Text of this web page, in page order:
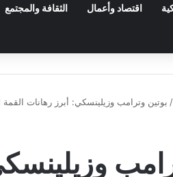
اقتصاد وأعمال الثقافة والمجتمع
/ بوتين وترامب وزيلينسكي: أبرز رهانات القمة